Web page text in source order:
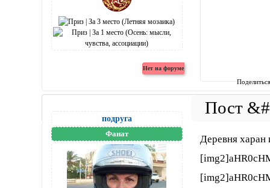
подруга
Фанат
Деревня харан